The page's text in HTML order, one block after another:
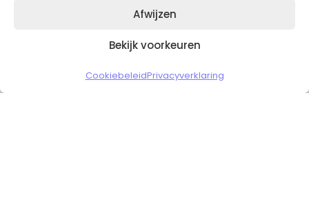
Afwijzen
Bekijk voorkeuren
CookiebeleidPrivacyverklaring